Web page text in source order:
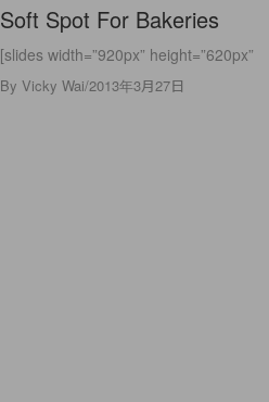
Soft Spot For Bakeries
[slides width=”920px” height=”620px”
By Vicky Wai/2013年3月27日